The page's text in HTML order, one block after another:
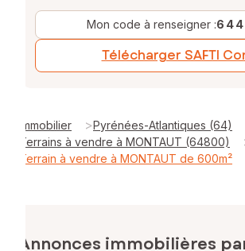
Mon code à renseigner :
Télécharger SAFTI
Immobilier >Pyrénées-Atlantiques (64)
Terrains à vendre à MONTAUT (64800)
Terrain à vendre à MONTAUT de 600m²
Annonces immobilières